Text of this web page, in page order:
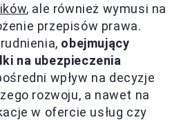
, ale również wymusi na
przepisów prawa.
obejmujący
na ubezpieczenia
wpływ na decyzje
rozwoju, a nawet na
w ofercie usług czy